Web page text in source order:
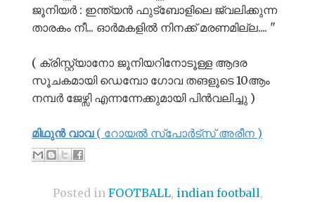
ജൂനിയർ : ഇന്ത്യൻ ഫുട്ബോളിലെ ജ്വലിക്കുന്ന
താരകം നീ... ഓർമകളിൽ നിനക്ക് മരണമില്ല.... "
( ക്രിസ്റ്റ്യാനോ ജൂനിയറിനോടൂള്ള ആദര
സൂചകമായി ഡെമ്പോ ഗോവ തങളൂടെ 10ആം
നമ്പർ ജേഴ്സി എന്നന്നേക്കുമായി പിൻവലിച്ചു )
മിഥുൻ വാവ ( റോയൽ സ്പോർട്സ് അരീന )
Posted in FOOTBALL, indian football,